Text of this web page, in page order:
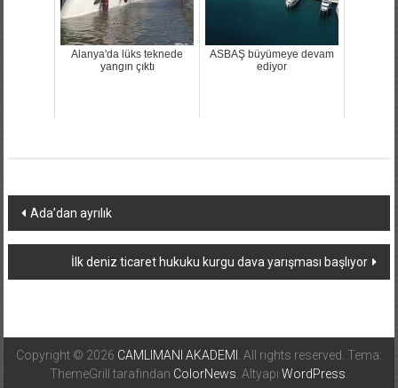
Alanya'da lüks teknede
yangın çıktı
ASBAŞ büyümeye devam
ediyor
Yazı
dolaşımı
Ada’dan ayrılık
İlk deniz ticaret hukuku kurgu dava yarışması başlıyor
Copyright © 2026 CAMLIMANI AKADEMI
. All rights reserved. Tema:
ThemeGrill tarafından ColorNews . Altyapı WordPress